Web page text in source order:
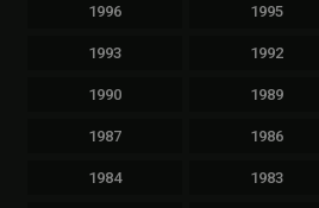
1996 1995
1993 1992
1990 1989
1987 1986
1984 1983